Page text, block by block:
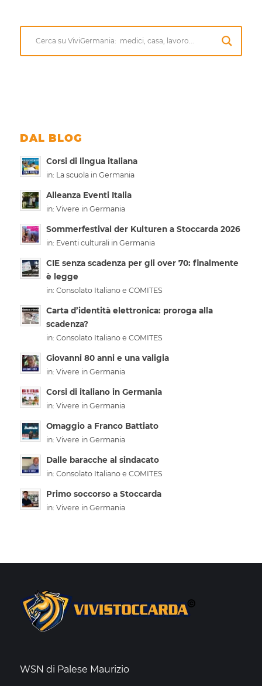
DAL BLOG
Corsi di lingua italiana
in: La scuola in Germania
Alleanza Eventi Italia
in: Vivere in Germania
Sommerfestival der Kulturen a Stoccarda 2026
in: Eventi culturali in Germania
CIE senza scadenza per gli over 70: finalmente
è legge
in: Consolato Italiano e COMITES
Carta d’identità elettronica: proroga alla
scadenza?
in: Consolato Italiano e COMITES
Giovanni 80 anni e una valigia
in: Vivere in Germania
Corsi di italiano in Germania
in: Vivere in Germania
Omaggio a Franco Battiato
in: Vivere in Germania
Dalle baracche al sindacato
in: Consolato Italiano e COMITES
Primo soccorso a Stoccarda
in: Vivere in Germania
WSN di Palese Maurizio